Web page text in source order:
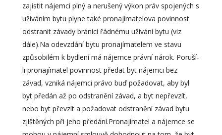
zajistit nájemci plný a nerušený výkon práv spojených s
užíváním bytu plyne také pronajímatelova povinnost
odstranit závady bránící řádnému užívání bytu (viz
dále).Na odevzdání bytu pronajímatelem ve stavu
způsobilém k bydlení má nájemce právní nárok. Poruší-
li pronajímatel povinnost předat byt nájemci bez
závad, vzniká nájemci právo buď požadovat, aby byl
byt předán až po odstranění závad, a byt nepřevzít,
nebo byt převzít a požadovat odstranění závad bytu
zjištěných při jeho předání.Pronajímatel a nájemce se